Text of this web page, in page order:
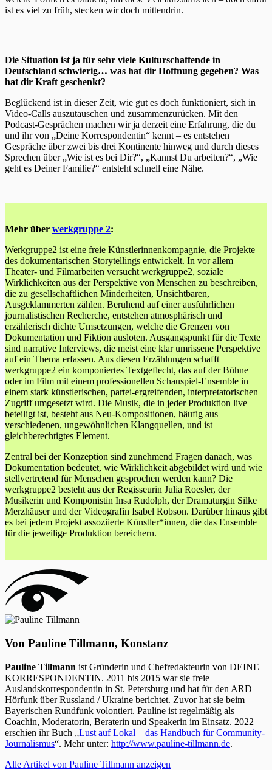
ist es viel zu früh, stecken wir doch mittendrin.
Die Situation ist ja für sehr viele Kulturschaffende in
Deutschland schwierig… was hat dir Hoffnung gegeben? Was
hat dir Kraft geschenkt?
Beglückend ist in dieser Zeit, wie gut es doch funktioniert, sich in
Video-Calls auszutauschen und zusammenzurücken. Mit den
Podcast-Gesprächen machen wir ja derzeit eine Erfahrung, die du
und ihr von „Deine Korrespondentin“ kennt – es entstehen
Gespräche über zwei bis drei Kontinente hinweg und durch dieses
Sprechen über „Wie ist es bei Dir?“, „Kannst Du arbeiten?“, „Wie
geht es Deiner Familie?“ entsteht schnell eine Nähe.
Mehr über werkgruppe 2:
Werkgruppe2 ist eine freie Künstlerinnenkompagnie, die Projekte
des dokumentarischen Storytellings entwickelt. In vor allem
Theater- und Filmarbeiten versucht werkgruppe2, soziale
Wirklichkeiten aus der Perspektive von Menschen zu beschreiben,
die zu gesellschaftlichen Minderheiten, Unsichtbaren,
Ausgeklammerten zählen. Beruhend auf einer ausführlichen
journalistischen Recherche, entstehen atmosphärisch und
erzählerisch dichte Umsetzungen, welche die Grenzen von
Dokumentation und Fiktion ausloten. Ausgangspunkt für die Texte
sind narrative Interviews, die meist eine klar umrissene Perspektive
auf ein Thema erfassen. Aus diesen Erzählungen schafft
werkgruppe2 ein komponiertes Textgeflecht, das auf der Bühne
oder im Film mit einem professionellen Schauspiel-Ensemble in
einem stark künstlerischen, partei-ergreifenden, interpretatorischen
Zugriff umgesetzt wird. Die Musik, die in jeder Produktion live
beteiligt ist, besteht aus Neu-Kompositionen, häufig aus
verschiedenen, ungewöhnlichen Klangquellen, und ist
gleichberechtigtes Element.
Zentral bei der Konzeption sind zunehmend Fragen danach, was
Dokumentation bedeutet, wie Wirklichkeit abgebildet wird und wie
stellvertretend für Menschen gesprochen werden kann? Die
werkgruppe2 besteht aus der Regisseurin Julia Roesler, der
Musikerin und Komponistin Insa Rudolph, der Dramaturgin Silke
Merzhäuser und der Videografin Isabel Robson. Darüber hinaus gibt
es bei jedem Projekt assoziierte Künstler*innen, die das Ensemble
für die jeweilige Produktion bereichern.
Von Pauline Tillmann, Konstanz
Pauline Tillmann ist Gründerin und Chefredakteurin von DEINE
KORRESPONDENTIN. 2011 bis 2015 war sie freie
Auslandskorrespondentin in St. Petersburg und hat für den ARD
Hörfunk über Russland / Ukraine berichtet. Zuvor hat sie beim
Bayerischen Rundfunk volontiert. Pauline ist regelmäßig als
Coachin, Moderatorin, Beraterin und Speakerin im Einsatz. 2022
erschien ihr Buch „Lust auf Lokal – das Handbuch für Community-
Journalismus“. Mehr unter: http://www.pauline-tillmann.de.
Alle Artikel von Pauline Tillmann anzeigen